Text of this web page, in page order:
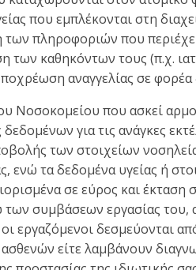
που εμπλέκονται στη
πληροφοριών που
των καθηκόντων τους (π.χ.
αναγγελίας σε
Νοσοκομείου που ασκεί
για τις ανάγκες
των στοιχείων
ενώ τα δεδομένα υγείας ή
σε εύρος και
των συμβάσεων εργασίας του,
εργαζόμενοι δεσμεύονται
είτε λαμβάνουν